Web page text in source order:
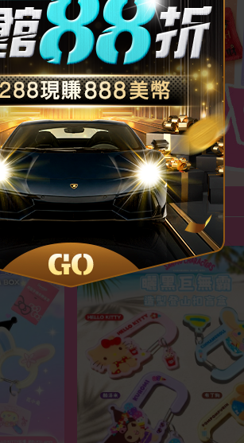
入魂~盲盒大集合